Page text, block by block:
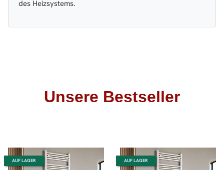
des Heizsystems.
Unsere Bestseller
AUF LAGER AUF LAGER